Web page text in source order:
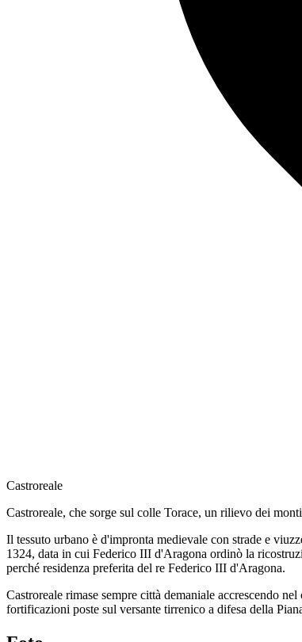
Castroreale
Castroreale, che sorge sul colle Torace, un rilievo dei
Il tessuto urbano è d'impronta medievale con strade e
1324, data in cui Federico III d'Aragona ordinò la
perché residenza preferita del re Federico III d'Aragona.
Castroreale rimase sempre città demaniale accrescendo
fortificazioni poste sul versante tirrenico a difesa della